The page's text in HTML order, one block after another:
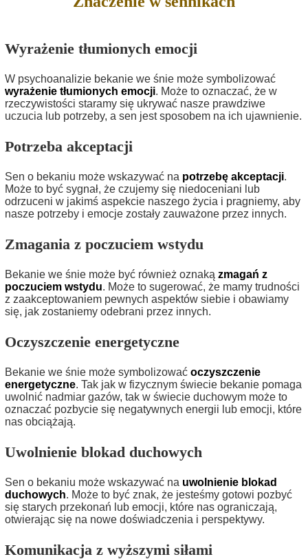
Wyrażenie tłumionych emocji
W psychoanalizie bekanie we śnie może symbolizować
wyrażenie tłumionych emocji. Może to oznaczać, że w
rzeczywistości staramy się ukrywać nasze prawdziwe
uczucia lub potrzeby, a sen jest sposobem na ich ujawnienie.
Potrzeba akceptacji
Sen o bekaniu może wskazywać na potrzebę akceptacji.
Może to być sygnał, że czujemy się niedoceniani lub
odrzuceni w jakimś aspekcie naszego życia i pragniemy, aby
nasze potrzeby i emocje zostały zauważone przez innych.
Zmagania z poczuciem wstydu
Bekanie we śnie może być również oznaką zmagań z
poczuciem wstydu. Może to sugerować, że mamy trudności
z zaakceptowaniem pewnych aspektów siebie i obawiamy
się, jak zostaniemy odebrani przez innych.
Oczyszczenie energetyczne
Bekanie we śnie może symbolizować oczyszczenie
energetyczne. Tak jak w fizycznym świecie bekanie pomaga
uwolnić nadmiar gazów, tak w świecie duchowym może to
oznaczać pozbycie się negatywnych energii lub emocji, które
nas obciążają.
Uwolnienie blokad duchowych
Sen o bekaniu może wskazywać na uwolnienie blokad
duchowych. Może to być znak, że jesteśmy gotowi pozbyć
się starych przekonań lub emocji, które nas ograniczają,
otwierając się na nowe doświadczenia i perspektywy.
Komunikacja z wyższymi siłami